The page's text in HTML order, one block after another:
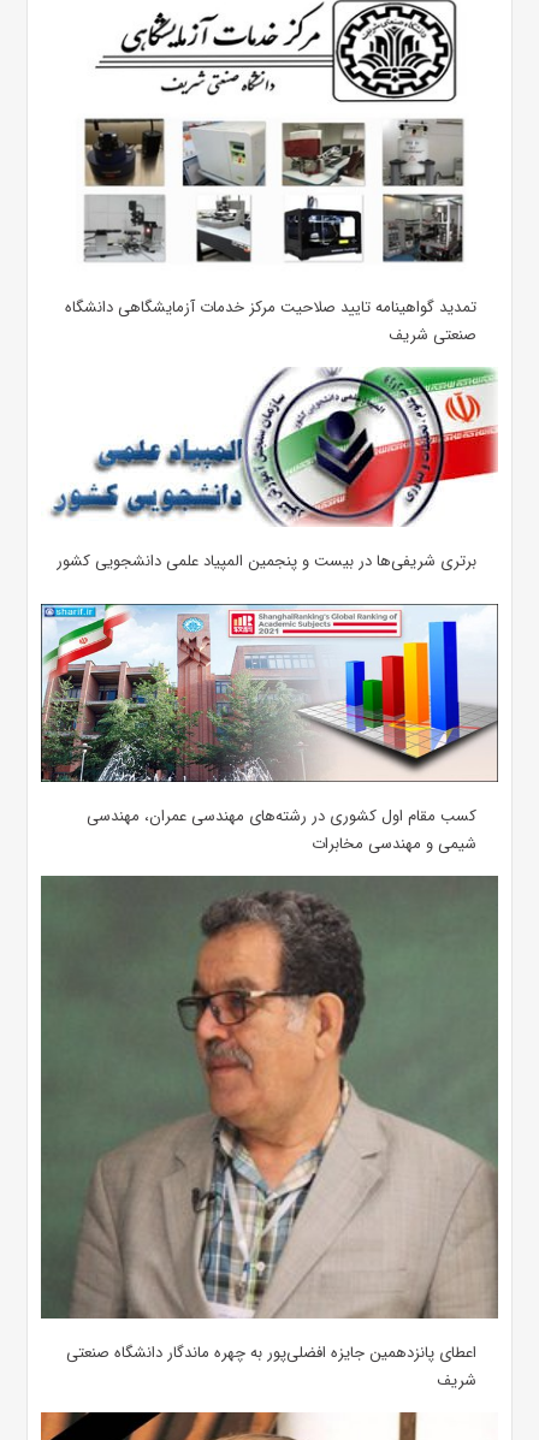
تمدید گواهینامه تایید صلاحیت مرکز خدمات آزمایشگاهی دانشگاه
صنعتی شریف
برتری شریفی‌ها در بیست و پنجمین المپیاد علمی دانشجویی کشور
کسب مقام اول کشوری در رشته‌های مهندسی عمران، مهندسی
شیمی و مهندسی مخابرات
اعطای پانزدهمین جایزه افضلی‌پور به چهره ماندگار دانشگاه صنعتی
شریف